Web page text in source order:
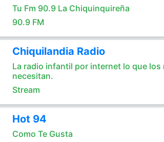
Tu Fm 90.9 La Chiquinquireña
90.9 FM
Chiquilandia Radio
La radio infantil por internet lo que los
necesitan.
Stream
Hot 94
Como Te Gusta